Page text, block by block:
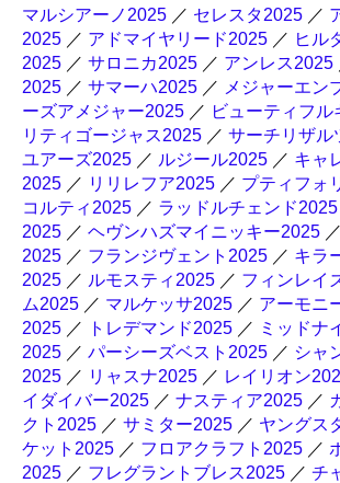
マルシアーノ2025 ／ セレスタ2025 ／
2025 ／ アドマイヤリード2025 ／ ヒル
2025 ／ サロニカ2025 ／ アンレス2025
2025 ／ サマーハ2025 ／ メジャーエン
ーズアメジャー2025 ／ ビューティフル
リティゴージャス2025 ／ サーチリザル
ユアーズ2025 ／ ルジール2025 ／ キャ
2025 ／ リリレフア2025 ／ プティフォ
コルティ2025 ／ ラッドルチェンド2025
2025 ／ ヘヴンハズマイニッキー2025 ／
2025 ／ フランジヴェント2025 ／ キラ
2025 ／ ルモスティ2025 ／ フィンレイ
ム2025 ／ マルケッサ2025 ／ アーモニ
2025 ／ トレデマンド2025 ／ ミッドナ
2025 ／ パーシーズベスト2025 ／ シャ
2025 ／ リャスナ2025 ／ レイリオン
イダイバー2025 ／ ナスティア2025 ／
クト2025 ／ サミター2025 ／ ヤングス
ケット2025 ／ フロアクラフト2025 ／
2025 ／ フレグラントブレス2025 ／ チ